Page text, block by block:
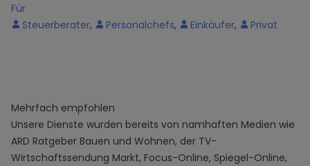
Für
Steuerberater, Personalchefs, Einkäufer, Privat
Mehrfach empfohlen
Unsere Dienste wurden bereits von namhaften Medien wie
ARD Ratgeber Bauen und Wohnen, der TV-
Wirtschaftssendung Markt, Focus-Online, Spiegel-Online,